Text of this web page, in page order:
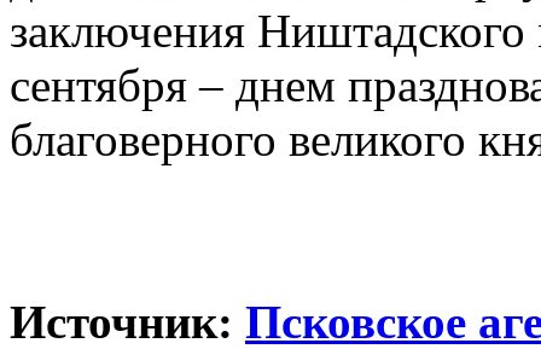
заключения
сентября – днем
благоверного великого
Источник: Псковское